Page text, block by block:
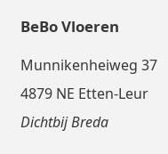
BeBo Vloeren
Munnikenheiweg 37
4879 NE Etten-Leur
Dichtbij Breda